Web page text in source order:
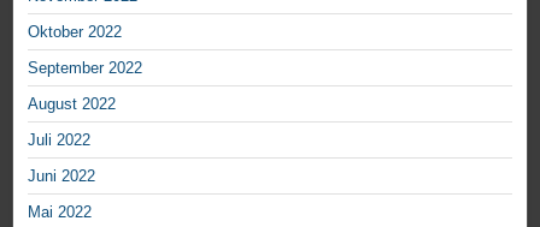
Oktober 2022
September 2022
August 2022
Juli 2022
Juni 2022
Mai 2022